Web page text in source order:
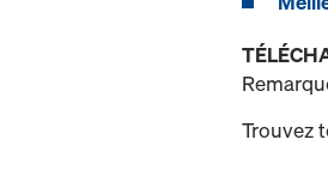
Trouvez